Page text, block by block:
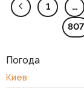
1 …
807
Погода
Киев